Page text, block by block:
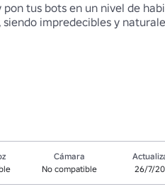
tus bots en un nivel de
impredecibles y
Cámara
No compatible
26/7/